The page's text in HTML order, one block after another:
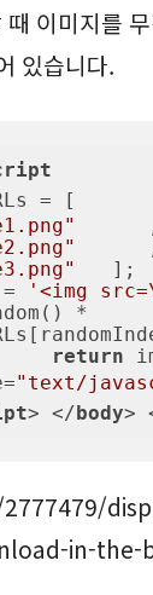
이미지를
있습니다.
'<img
*
return
="text/
> </ body>
in-the-